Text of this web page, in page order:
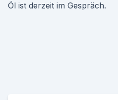
Öl ist derzeit im Gespräch.